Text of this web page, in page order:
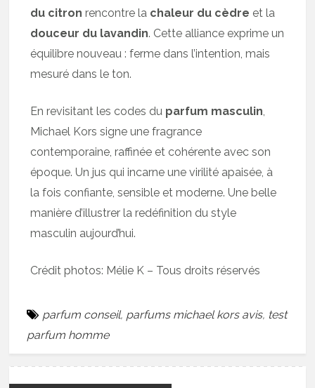
du citron rencontre la chaleur du cèdre et la
douceur du lavandin. Cette alliance exprime un
équilibre nouveau : ferme dans l’intention, mais
mesuré dans le ton.
En revisitant les codes du parfum masculin
Michael Kors signe une fragrance
contemporaine, raffinée et cohérente avec son
époque. Un jus qui incarne une virilité apaisée, à
la fois confiante, sensible et moderne. Une belle
manière d’illustrer la redéfinition du style
masculin aujourd’hui.
Crédit photos: Mélie K – Tous droits réservés
parfum conseil, parfums michael kors avis, test
parfum homme